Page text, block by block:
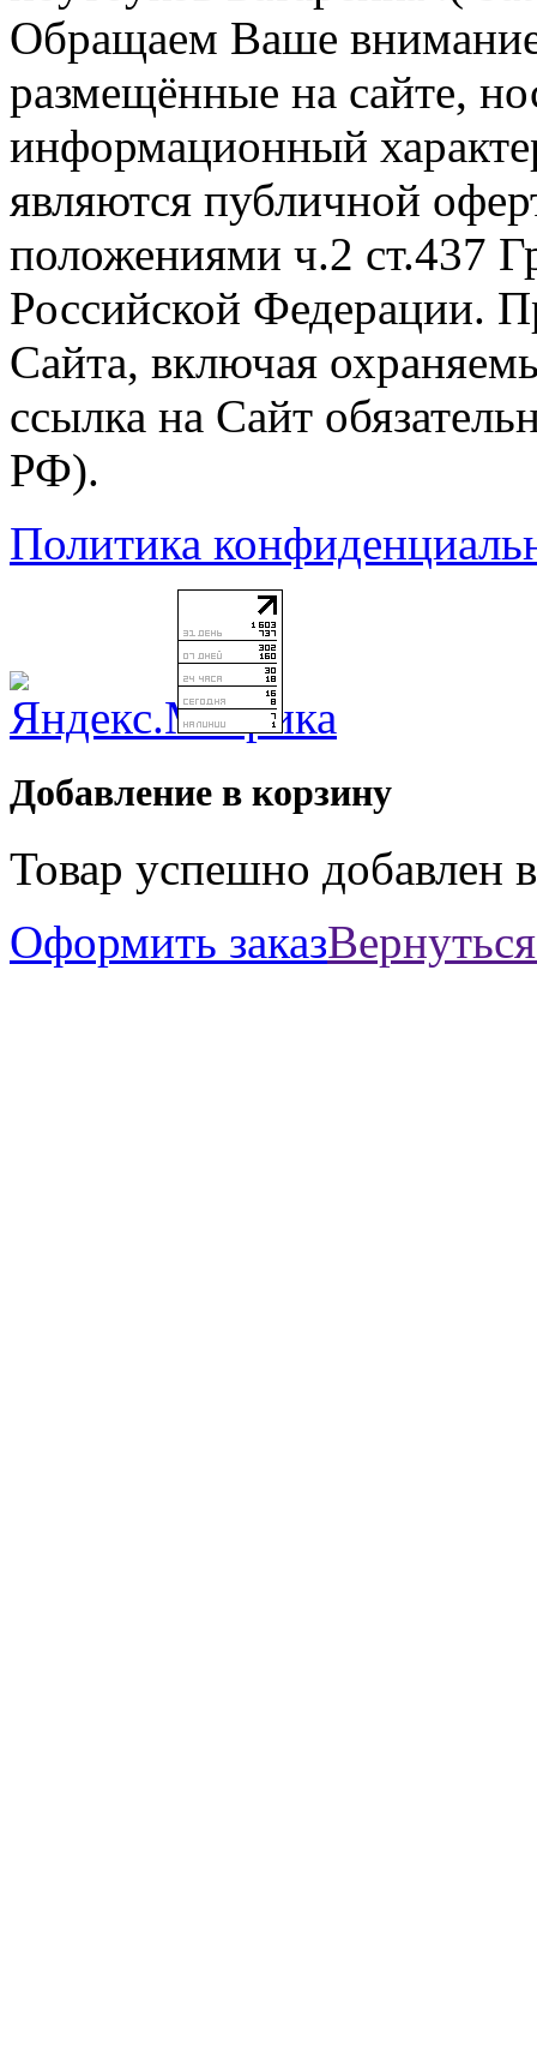
Обращаем Ваше
размещённые на сайте,
информационный
являются публичной
положениями ч.2 ст.437
Российской Федерации.
Сайта, включая
ссылка на Сайт
РФ).
Политика
Добавление в корзину
Товар успешно добавлен
Оформить заказ